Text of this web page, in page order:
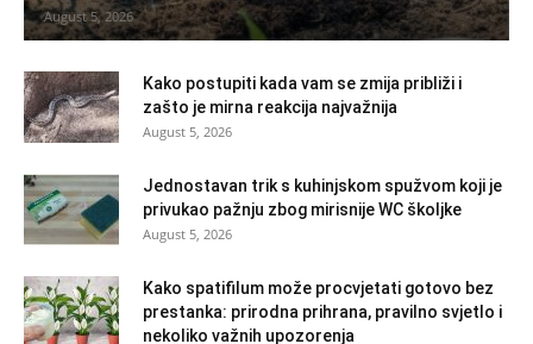
August 5, 2026
Kako postupiti kada vam se zmija približi i
zašto je mirna reakcija najvažnija
August 5, 2026
Jednostavan trik s kuhinjskom spužvom koji je
privukao pažnju zbog mirisnije WC školjke
August 5, 2026
Kako spatifilum može procvjetati gotovo bez
prestanka: prirodna prihrana, pravilno svjetlo i
nekoliko važnih upozorenja